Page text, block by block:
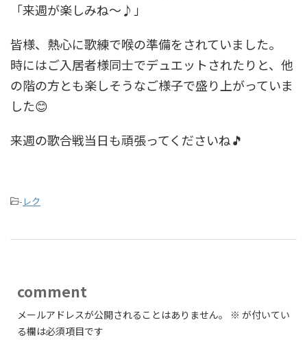
「来週が楽しみね〜♪」
皆様、熱心に歌練で喉の準備をされていました。
時にはご入居者様同士でデュエットされたりと、他
の階の方とも楽しそうなご様子で盛り上がっていま
した😊
来週の歌合戦当日も頑張ってくださいね🎵
- レク
comment
メールアドレスが公開されることはありません。 ※ が付いてい
る欄は必須項目です